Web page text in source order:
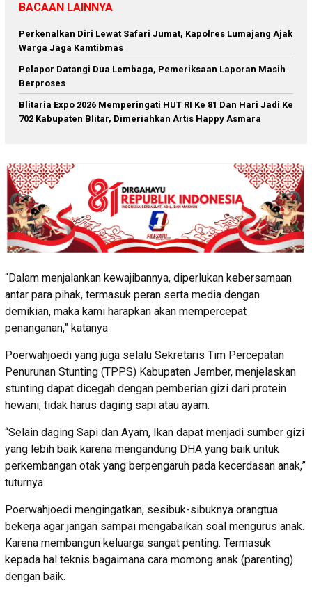
BACAAN LAINNYA
Perkenalkan Diri Lewat Safari Jumat, Kapolres Lumajang Ajak
Warga Jaga Kamtibmas
Pelapor Datangi Dua Lembaga, Pemeriksaan Laporan Masih
Berproses
Blitaria Expo 2026 Memperingati HUT RI Ke 81 Dan Hari Jadi Ke
702 Kabupaten Blitar, Dimeriahkan Artis Happy Asmara
“Dalam menjalankan kewajibannya, diperlukan kebersamaan
antar para pihak, termasuk peran serta media dengan
demikian, maka kami harapkan akan mempercepat
penanganan,” katanya
Poerwahjoedi yang juga selalu Sekretaris Tim Percepatan
Penurunan Stunting (TPPS) Kabupaten Jember, menjelaskan
stunting dapat dicegah dengan pemberian gizi dari protein
hewani, tidak harus daging sapi atau ayam.
“Selain daging Sapi dan Ayam, Ikan dapat menjadi sumber gizi
yang lebih baik karena mengandung DHA yang baik untuk
perkembangan otak yang berpengaruh pada kecerdasan anak,”
tuturnya
Poerwahjoedi mengingatkan, sesibuk-sibuknya orangtua
bekerja agar jangan sampai mengabaikan soal mengurus anak.
Karena membangun keluarga sangat penting. Termasuk
kepada hal teknis bagaimana cara momong anak (parenting)
dengan baik.